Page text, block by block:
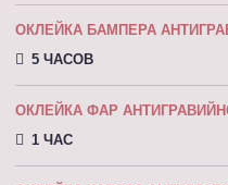
ОКЛЕЙКА БАМПЕРА
5 ЧАСОВ
ОКЛЕЙКА ФАР
1 ЧАС